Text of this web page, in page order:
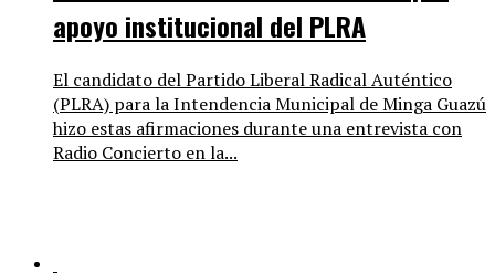
apoyo institucional del PLRA
El candidato del Partido Liberal Radical Auténtico
(PLRA) para la Intendencia Municipal de Minga Guazú
hizo estas afirmaciones durante una entrevista con
Radio Concierto en la...